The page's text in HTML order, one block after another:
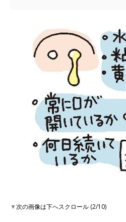
▼次の画像は下へスクロール (2/10)